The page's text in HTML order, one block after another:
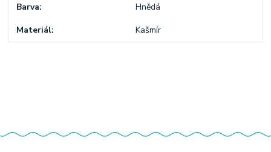
Barva Hnědá
Materiál Kašmír